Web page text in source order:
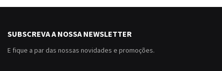
SUBSCREVA A NOSSA NEWSLETTER
E fique a par das nossas novidades e promoções.